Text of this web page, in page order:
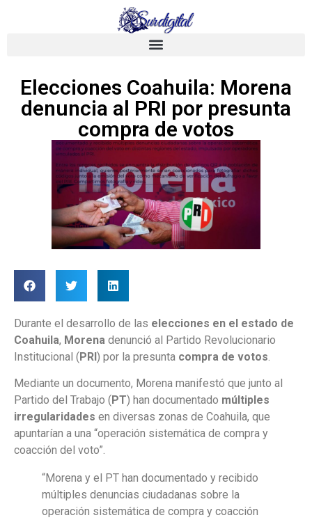
Elecciones Coahuila: Morena
denuncia al PRI por presunta
compra de votos
Durante el desarrollo de las elecciones en el estado de
Coahuila, Morena denunció al Partido Revolucionario
Institucional (PRI) por la presunta compra de votos
Mediante un documento, Morena manifestó que junto al
Partido del Trabajo (PT) han documentado múltiples
irregularidades en diversas zonas de Coahuila, que
apuntarían a una “operación sistemática de compra y
coacción del voto”.
“Morena y el PT han documentado y recibido
múltiples denuncias ciudadanas sobre la
operación sistemática de compra y coacción